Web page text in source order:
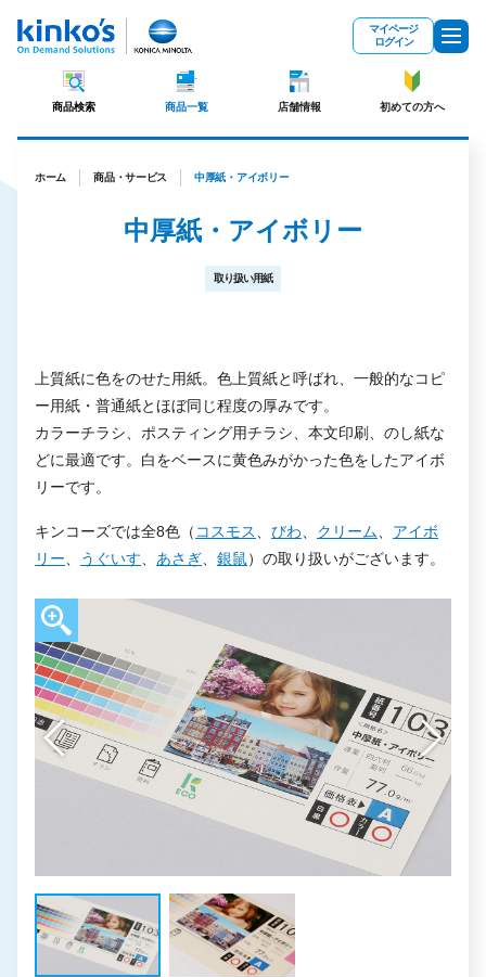
マイページ
ログイン
商品検索 商品一覧 店舗情報 初めての方へ
ホーム 商品・サービス 中厚紙・アイボリー
中厚紙・アイボリー
取り扱い用紙
上質紙に色をのせた用紙。色上質紙と呼ばれ、一般的なコピ
ー用紙・普通紙とほぼ同じ程度の厚みです。
カラーチラシ、ポスティング用チラシ、本文印刷、のし紙な
どに最適です。白をベースに黄色みがかった色をしたアイボ
リーです。
キンコーズでは全8色（ コスモス びわ クリーム
アイボ
リー
うぐいす あさぎ 銀鼠）の取り扱いがございます。